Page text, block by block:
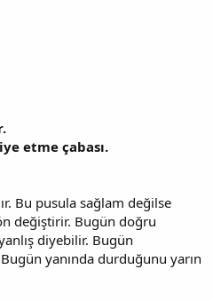
etme çabası.
Bu pusula sağlam değilse
değiştirir. Bugün doğru
diyebilir. Bugün
yanında durduğunu yarın